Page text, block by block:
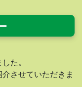
た。
させていただきま